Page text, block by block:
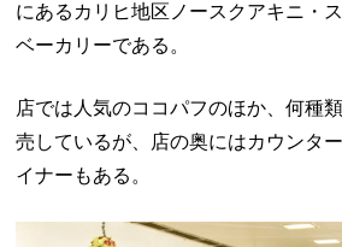
にあるカリヒ地区ノースクアキニ・
ベーカリーである。
店では人気のココパフのほか、何種
売しているが、店の奥にはカウンタ
イナーもある。